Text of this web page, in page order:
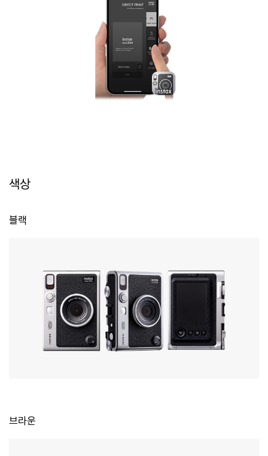
색상
블랙
브라운